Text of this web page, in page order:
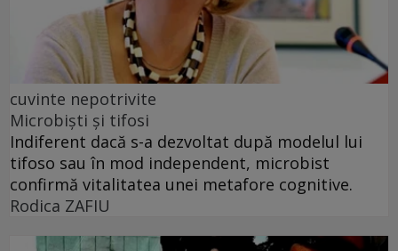
cuvinte nepotrivite
Microbiști și tifosi
Indiferent dacă s-a dezvoltat după modelul lui
tifoso sau în mod independent, microbist
confirmă vitalitatea unei metafore cognitive.
Rodica ZAFIU